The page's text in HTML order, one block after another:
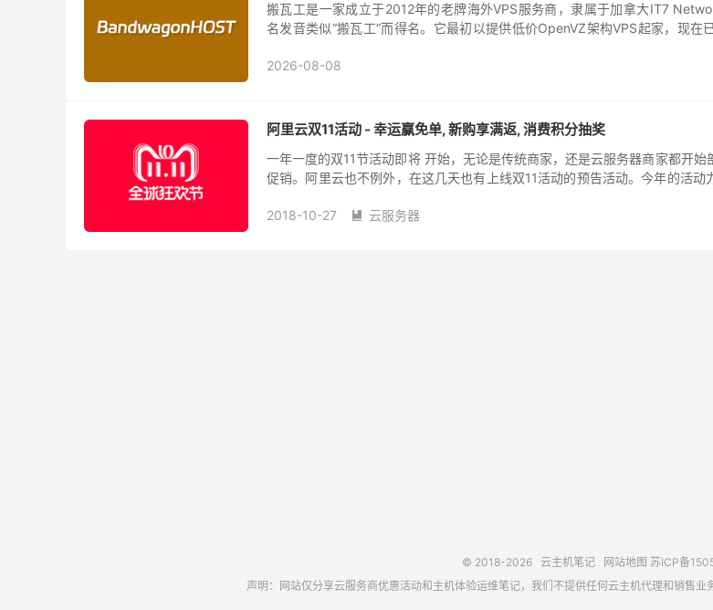
搬瓦工是一家成立于2012年的老牌海外VPS服务商，隶属于加拿大IT7
名发音类似“搬瓦工”而得名。它最初以提供低价OpenVZ架构VPS起家，现在
2026-08-08
阿里云双11活动 - 幸运赢免单, 新购享满返, 消费积分抽奖
一年一度的双11节活动即将 开始，无论是传统商家，还是云服务器商家都开始
促销。阿里云也不例外，在这几天也有上线双11活动的预告活动。今年的活动
2018-10-27
 云服务器
© 2018-2026 云主机笔记 网站地图 苏ICP备
声明：网站仅分享云服务商优惠活动和主机体验运维笔记，我们不提供任何云主机代理和销售